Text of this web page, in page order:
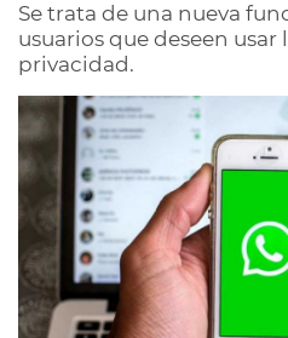
Se trata de una nueva
usuarios que deseen
privacidad.